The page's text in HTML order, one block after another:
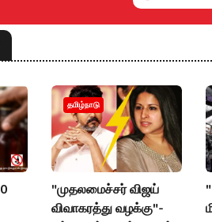
தமிழ்நாடு
"முதலமைச்சர் விஜய்
விவாகரத்து வழக்கு"-